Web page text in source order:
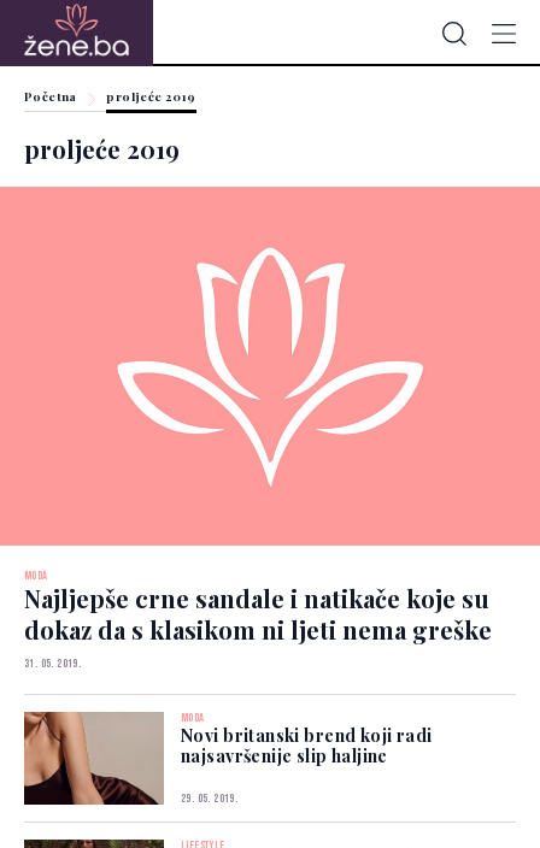
Početna proljeće 2019
proljeće 2019
MODA
Najljepše crne sandale i natikače koje su
dokaz da s klasikom ni ljeti nema greške
31. 05. 2019.
MODA
Novi britanski brend koji radi
najsavršenije slip haljine
29. 05. 2019.